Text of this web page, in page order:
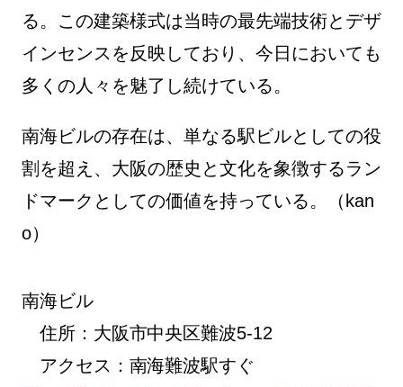
る。この建築様式は当時の最先端技術とデザ
インセンスを反映しており、今日においても
多くの人々を魅了し続けている。
南海ビルの存在は、単なる駅ビルとしての役
割を超え、大阪の歴史と文化を象徴するラン
ドマークとしての価値を持っている。（kan
o）
南海ビル
住所：大阪市中央区難波5-12
アクセス：南海難波駅すぐ